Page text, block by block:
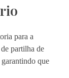
para a
partilha de
que